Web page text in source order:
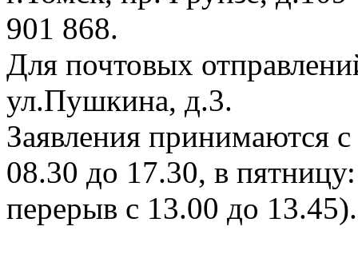
901 868.
Для почтовых
ул.Пушкина, д.3.
Заявления принимаются
08.30 до 17.30, в
перерыв с 13.00 до 13.45).